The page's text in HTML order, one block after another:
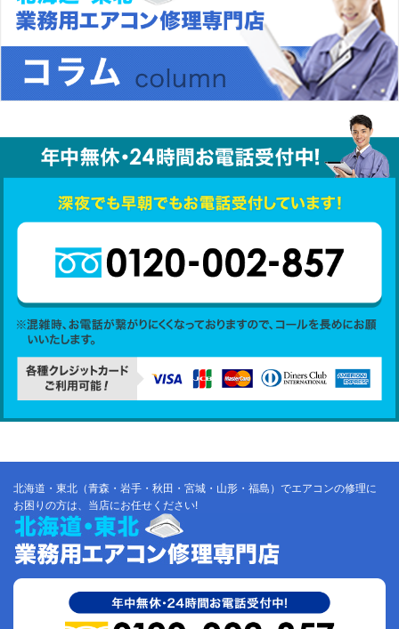
北海道・東北（青森・岩手・秋田・宮城・山形・福島）でエアコンの修理に
お困りの方は、当店にお任せください!